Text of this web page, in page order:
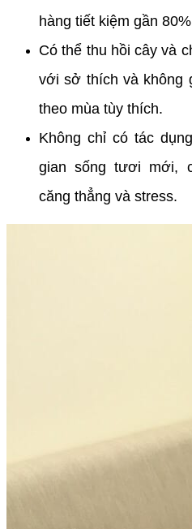
hàng tiết kiệm gần
Có thể thu hồi cây và
với sở thích và không
theo mùa tùy thích.
Không chỉ có tác
gian sống tươi mới,
căng thẳng và stress.